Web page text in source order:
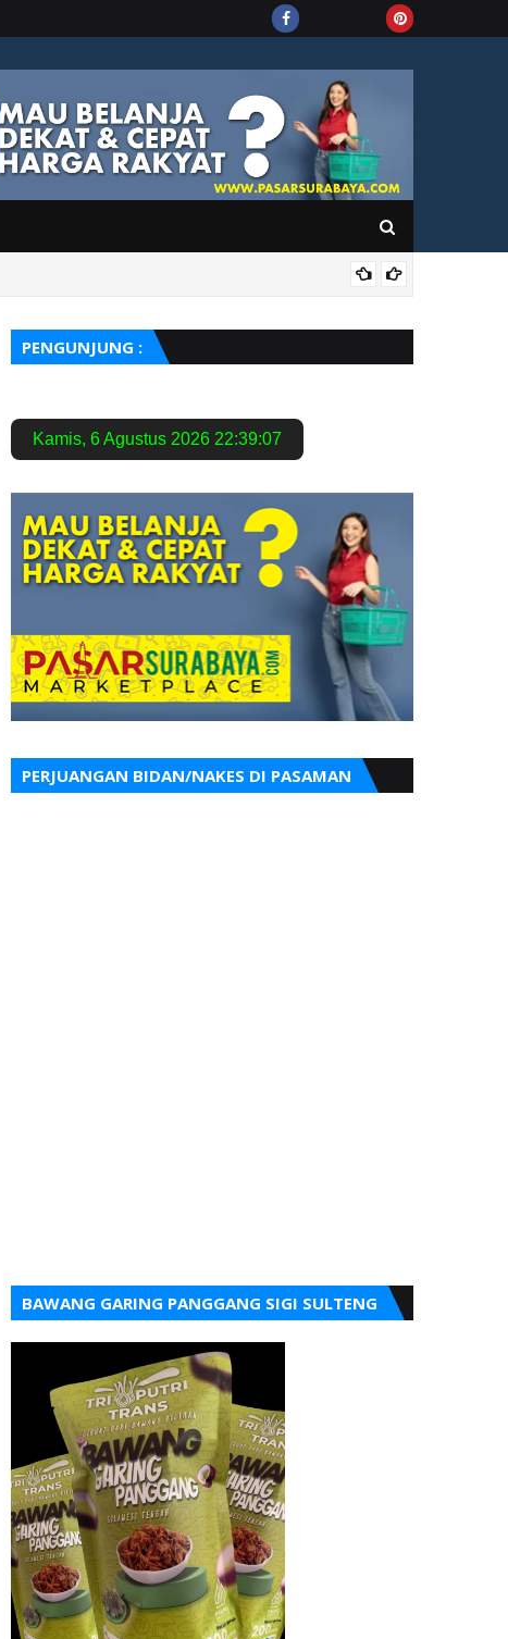
PENGUNJUNG :
Kamis, 6 Agustus 2026 22:39:08
PERJUANGAN BIDAN/NAKES DI PASAMAN
BAWANG GARING PANGGANG SIGI SULTENG